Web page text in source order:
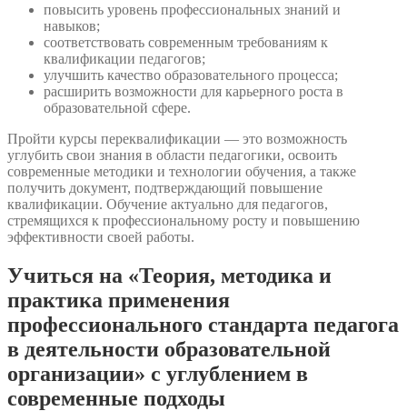
повысить уровень профессиональных знаний и
навыков;
соответствовать современным требованиям к
квалификации педагогов;
улучшить качество образовательного процесса;
расширить возможности для карьерного роста в
образовательной сфере.
Пройти курсы переквалификации — это возможность
углубить свои знания в области педагогики, освоить
современные методики и технологии обучения, а также
получить документ, подтверждающий повышение
квалификации. Обучение актуально для педагогов,
стремящихся к профессиональному росту и повышению
эффективности своей работы.
Учиться на «Теория, методика и
практика применения
профессионального стандарта педагога
в деятельности образовательной
организации» с углублением в
современные подходы